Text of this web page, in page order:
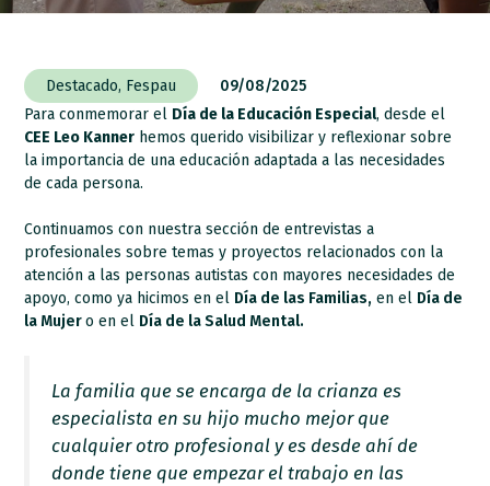
Destacado, Fespau
09/08/2025
Para conmemorar el Día de la Educación Especial, desde el
CEE Leo Kanner hemos querido visibilizar y reflexionar sobre
la importancia de una educación adaptada a las necesidades
de cada persona.
Continuamos con nuestra sección de entrevistas a
profesionales sobre temas y proyectos relacionados con la
atención a las personas autistas con mayores necesidades de
apoyo, como ya hicimos en el Día de las Familias, en el Día de
la Mujero en el Día de la Salud Mental.
La familia que se encarga de la crianza es
especialista en su hijo mucho mejor que
cualquier otro profesional y es desde ahí de
donde tiene que empezar el trabajo en las